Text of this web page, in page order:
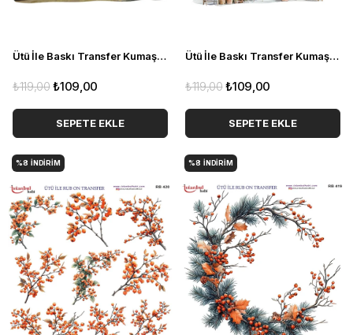
Ütü İle Baskı Transfer Kumaş Ve Ahşap Rubon 30 x 30 cm Toscana Manzarası RB 431
₺109,00
₺119,00
SEPETE EKLE
Ütü İle Baskı Transfer Kumaş Ve Ahşap Rubon 30 x 30 cm Evler Ve Manzaralar RB 432
₺109,00
₺119,00
SEPETE EKLE
%8 İNDIRIM %8 İNDIRIM